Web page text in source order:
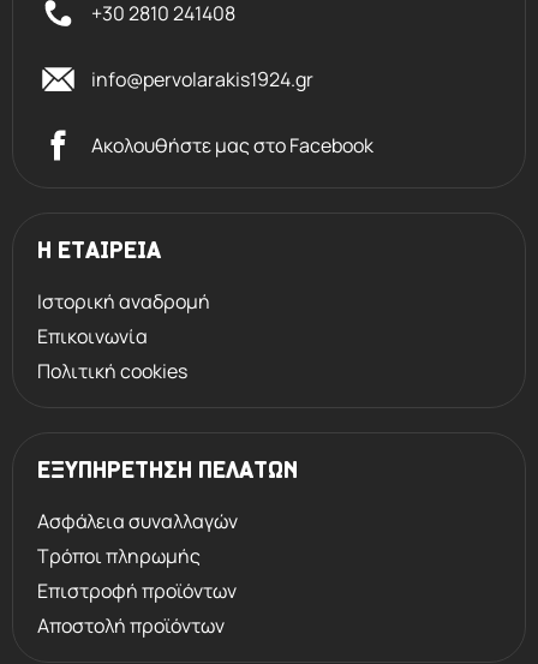
+30 2810 241408
info@pervolarakis1924.gr
Ακολουθήστε μας στο Facebook
Η ΕΤΑΙΡΕΙΑ
Ιστορική αναδρομή
Επικοινωνία
Πολιτική cookies
ΕΞΥΠΗΡΕΤΗΣΗ ΠΕΛΑΤΩΝ
Ασφάλεια συναλλαγών
Τρόποι πληρωμής
Επιστροφή προϊόντων
Αποστολή προϊόντων